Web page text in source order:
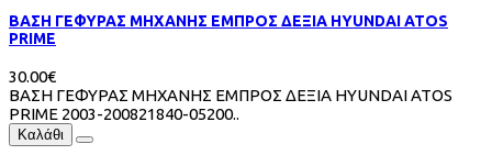
ΒΑΣΗ ΓΕΦΥΡΑΣ ΜΗΧΑΝΗΣ ΕΜΠΡΟΣ ΔΕΞΙΑ HYUNDAI ATOS
PRIME
30.00€
ΒΑΣΗ ΓΕΦΥΡΑΣ ΜΗΧΑΝΗΣ ΕΜΠΡΟΣ ΔΕΞΙΑ HYUNDAI ATOS
PRIME 2003-200821840-05200..
Καλάθι